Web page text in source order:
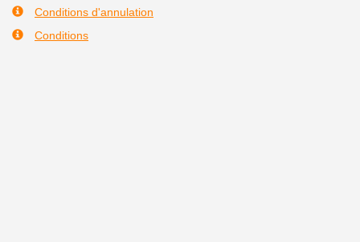
Conditions d'annulation
Conditions